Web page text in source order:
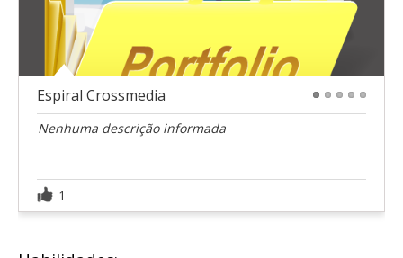
Espiral Crossmedia
Nenhuma descrição informada
1